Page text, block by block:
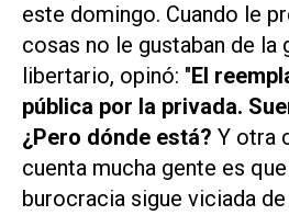
este domingo. Cuando le
cosas no le gustaban de la
libertario, opinó: "El
pública por la privada.
¿Pero dónde está? Y otra
cuenta mucha gente es
burocracia sigue viciada